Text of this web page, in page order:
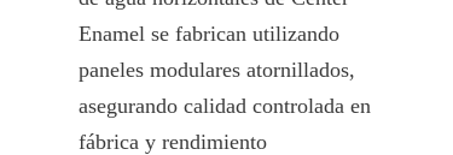
Enamel se fabrican utilizando
paneles modulares atornillados,
asegurando calidad controlada en
fábrica y rendimiento